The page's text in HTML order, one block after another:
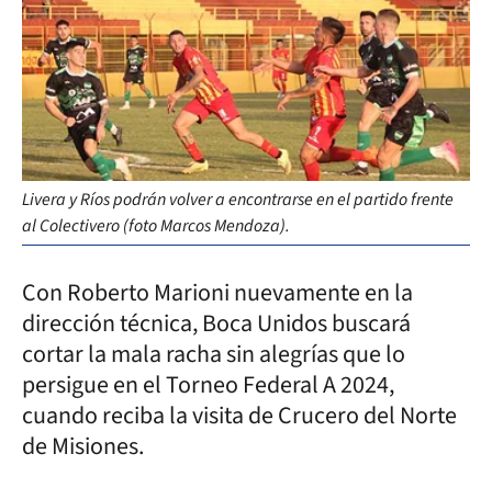
Livera y Ríos podrán volver a encontrarse en el partido frente
al Colectivero (foto Marcos Mendoza).
Con Roberto Marioni nuevamente en la
dirección técnica, Boca Unidos buscará
cortar la mala racha sin alegrías que lo
persigue en el Torneo Federal A 2024,
cuando reciba la visita de Crucero del Norte
de Misiones.